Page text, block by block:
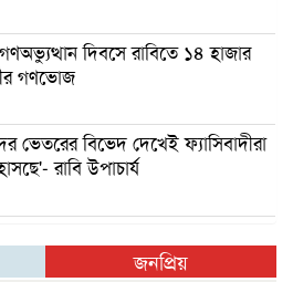
দিবসে রাবিতে ১৪ হাজার
গণভোজ
ভেতরের বিভেদ দেখেই ফ্যাসিবাদীরা
রাবি উপাচার্য
জনপ্রিয়